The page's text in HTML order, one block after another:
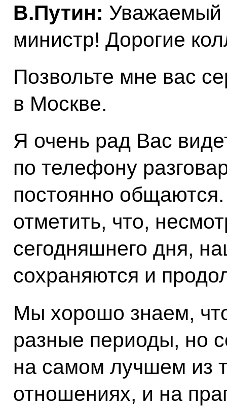
В.Путин: Уважаемый
министр! Дорогие
Позвольте мне вас
в Москве.
Я очень рад Вас
по телефону
постоянно
отметить, что,
сегодняшнего дня,
сохраняются и
Мы хорошо знаем,
разные периоды, но
на самом лучшем из
отношениях, и на